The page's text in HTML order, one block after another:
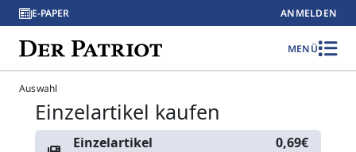
E-PAPER ANMELDEN
MENÜ
Auswahl
Einzelartikel kaufen
Einzelartikel 0,69€